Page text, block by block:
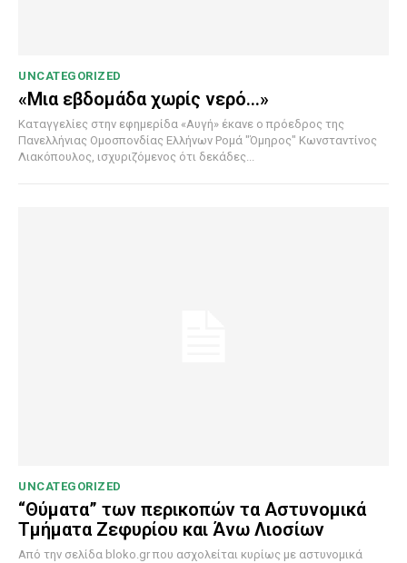
UNCATEGORIZED
«Μια εβδομάδα χωρίς νερό…»
Καταγγελίες στην εφημερίδα «Αυγή» έκανε ο πρόεδρος της
Πανελλήνιας Ομοσπονδίας Ελλήνων Ρομά "Όμηρος" Κωνσταντίνος
Λιακόπουλος, ισχυριζόμενος ότι δεκάδες...
UNCATEGORIZED
“Θύματα” των περικοπών τα Αστυνομικά
Τμήματα Ζεφυρίου και Άνω Λιοσίων
Από την σελίδα bloko.gr που ασχολείται κυρίως με αστυνομικά